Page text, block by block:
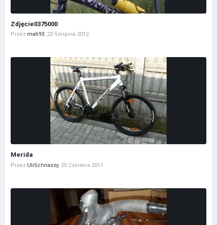
Zdjęcie0375000
Przez mati93, 23 Sierpnia 2012
Merida
Przez UliSchnazzy, 25 Czerwca 2011